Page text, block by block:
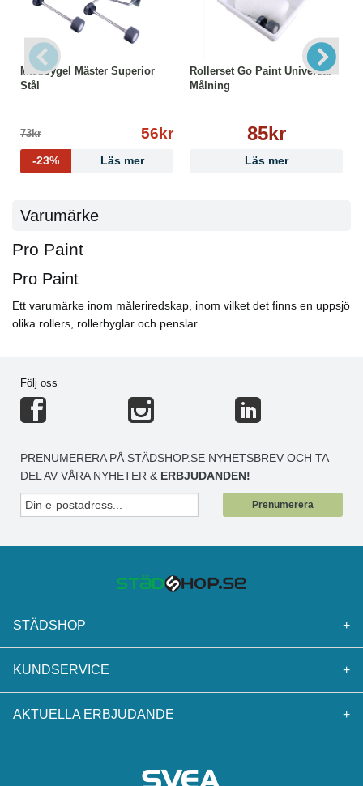
Maxibygel Mäster Superior
Stål
73kr 56kr
-23% Läs mer
Rollerset Go Paint Universal
Målning
85kr
Läs mer
Varumärke
Pro Paint
Pro Paint
Ett varumärke inom måleriredskap, inom vilket det finns en uppsjö
olika rollers, rollerbyglar och penslar.
Följ oss
PRENUMERERA PÅ STÄDSHOP.SE NYHETSBREV OCH TA
DEL AV VÅRA NYHETER & ERBJUDANDEN!
Prenumerera
STÄDSHOP +
KUNDSERVICE +
AKTUELLA ERBJUDANDE +